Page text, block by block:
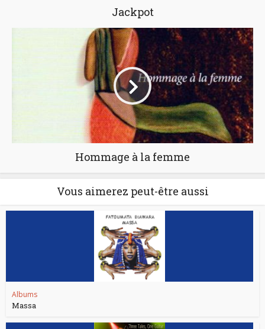
Jackpot
Hommage à la femme
Vous aimerez peut-être aussi
Albums
Massa